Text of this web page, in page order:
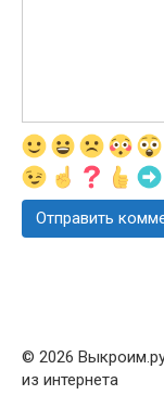
© 2026
из интернета